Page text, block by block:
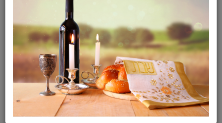
מזון לכלבים בוגרים מגזע בינוני
בטעם עוף 15 ק"ג Royal Canin
רויאל קנין